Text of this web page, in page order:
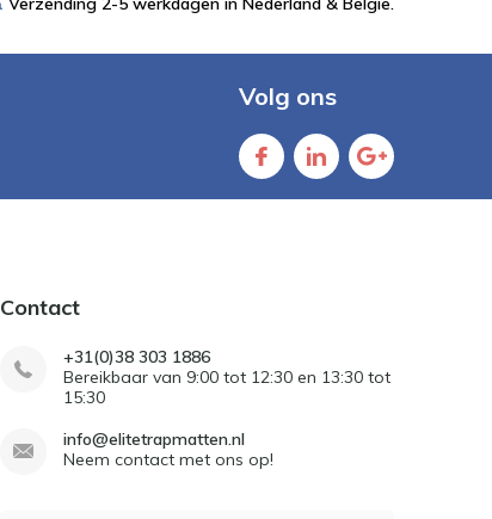
Volg ons
Contact
+31(0)38 303 1886
Bereikbaar van 9:00 tot 12:30 en 13:30 tot
15:30
info@elitetrapmatten.nl
Neem contact met ons op!